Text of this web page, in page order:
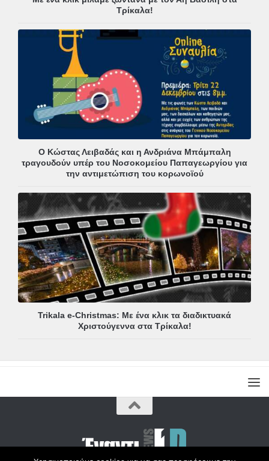
Τρίκαλα!
Ο Κώστας Λειβαδάς και η Ανδριάνα Μπάμπαλη
τραγουδούν υπέρ του Νοσοκομείου Παπαγεωργίου για
την αντιμετώπιση του κορωνοϊού
Trikala e-Christmas: Με ένα κλικ τα διαδικτυακά
Χριστούγεννα στα Τρίκαλα!